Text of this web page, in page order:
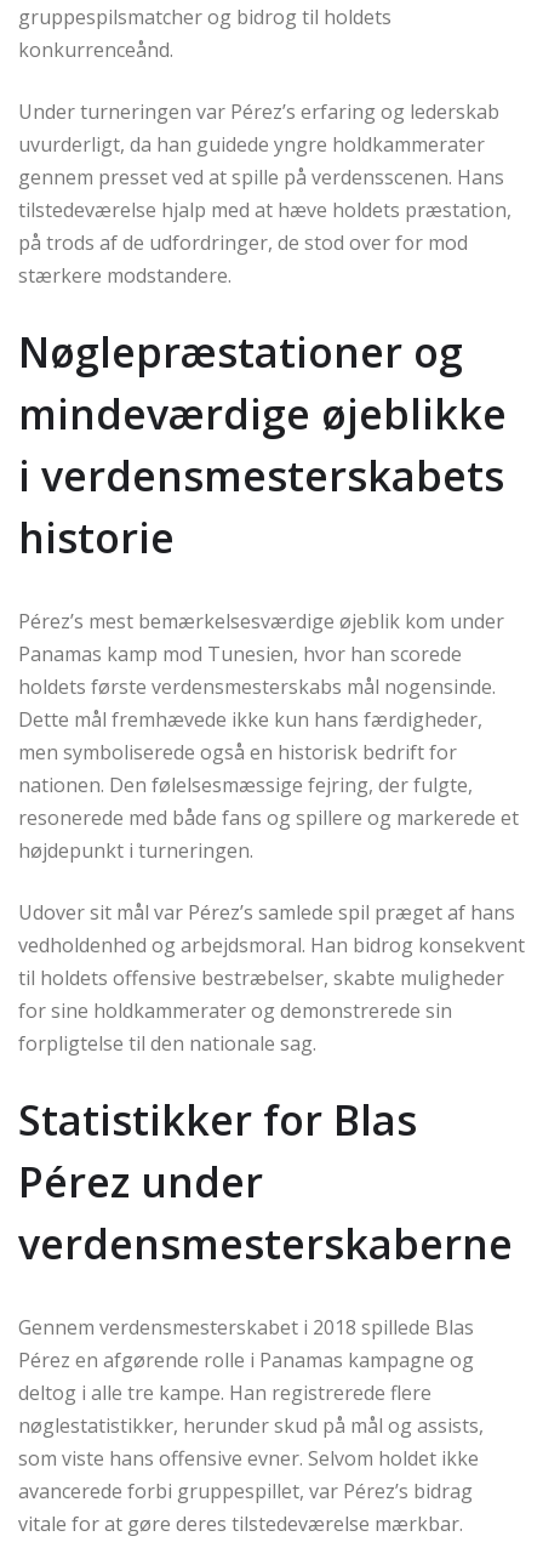
gruppespilsmatcher og bidrog til holdets
konkurrenceånd.
Under turneringen var Pérez’s erfaring og lederskab
uvurderligt, da han guidede yngre holdkammerater
gennem presset ved at spille på verdensscenen. Hans
tilstedeværelse hjalp med at hæve holdets præstation,
på trods af de udfordringer, de stod over for mod
stærkere modstandere.
Nøglepræstationer og
mindeværdige øjeblikke
i verdensmesterskabets
historie
Pérez’s mest bemærkelsesværdige øjeblik kom under
Panamas kamp mod Tunesien, hvor han scorede
holdets første verdensmesterskabs mål nogensinde.
Dette mål fremhævede ikke kun hans færdigheder,
men symboliserede også en historisk bedrift for
nationen. Den følelsesmæssige fejring, der fulgte,
resonerede med både fans og spillere og markerede et
højdepunkt i turneringen.
Udover sit mål var Pérez’s samlede spil præget af hans
vedholdenhed og arbejdsmoral. Han bidrog konsekvent
til holdets offensive bestræbelser, skabte muligheder
for sine holdkammerater og demonstrerede sin
forpligtelse til den nationale sag.
Statistikker for Blas
Pérez under
verdensmesterskaberne
Gennem verdensmesterskabet i 2018 spillede Blas
Pérez en afgørende rolle i Panamas kampagne og
deltog i alle tre kampe. Han registrerede flere
nøglestatistikker, herunder skud på mål og assists,
som viste hans offensive evner. Selvom holdet ikke
avancerede forbi gruppespillet, var Pérez’s bidrag
vitale for at gøre deres tilstedeværelse mærkbar.